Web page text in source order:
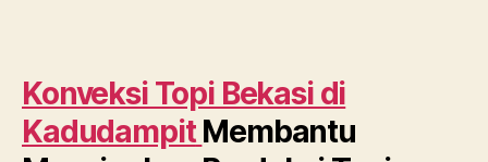
Konveksi Topi Bekasi di
Kadudampit Membantu